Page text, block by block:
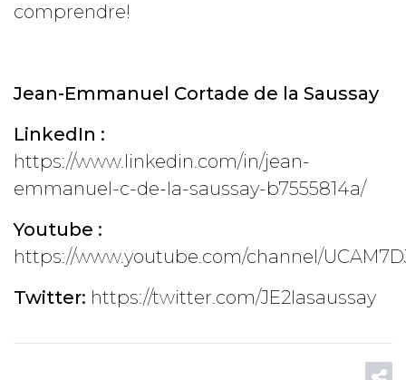
comprendre!
Jean-Emmanuel Cortade de la Saussay
LinkedIn :
https://www.linkedin.com/in/jean-
emmanuel-c-de-la-saussay-b7555814a/
Youtube :
https://www.youtube.com/channel/
Twitter: https://twitter.com/JE2lasaussay